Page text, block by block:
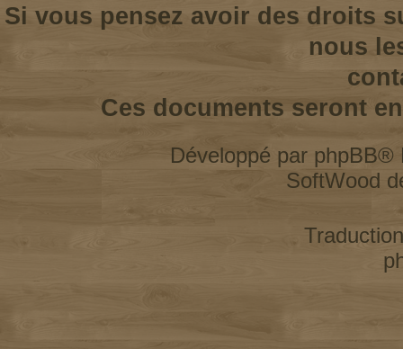
Si vous pensez avoir des droits
nous
Ces documents seront
Développé par phpBB®
SoftWood